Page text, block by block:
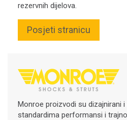
rezervnih dijelova.
Posjeti stranicu
Monroe proizvodi su dizajnirani
standardima performansi i